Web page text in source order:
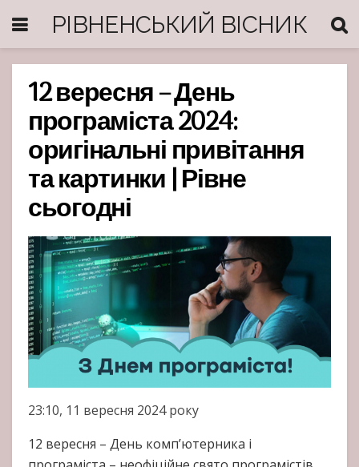
РІВНЕНСЬКИЙ ВІСНИК
12 вересня – День
програміста 2024:
оригінальні привітання
та картинки | Рівне
сьогодні
23:10, 11 вересня 2024 року
12 вересня – День комп’ютерника і